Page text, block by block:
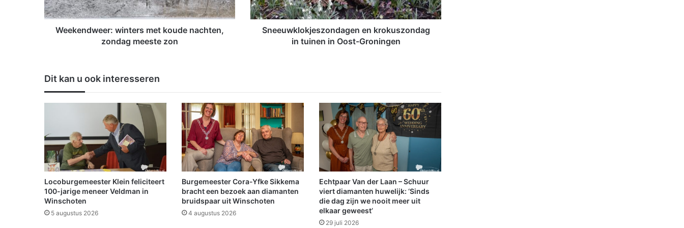
w
e
n
t
e
m
e
t
o
u
d
e
Weekendweer: winters met koude nachten,
zondag meeste zon
l
o
n
d
a
g
e
n
e
n
k
r
o
Sneeuwklokjeszondagen en krokuszondag
in tuinen in Oost-Groningen
Dit kan u ook interesseren
Locoburgemeester Klein feliciteert
100-jarige meneer Veldman in
Winschoten
5 augustus 2026
Burgemeester Cora-Yfke Sikkema
bracht een bezoek aan diamanten
bruidspaar uit Winschoten
4 augustus 2026
Echtpaar Van der Laan – Schuur
viert diamanten huwelijk: ‘Sinds
die dag zijn we nooit meer uit
elkaar geweest’
29 juli 2026